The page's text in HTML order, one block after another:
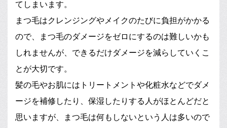
てしまいます。
まつ毛はクレンジングやメイクのたびに負担がかかる
ので、まつ毛のダメージをゼロにするのは難しいかも
しれませんが、できるだけダメージを減らしていくこ
とが大切です。
髪の毛やお肌にはトリートメントや化粧水などでダメ
ージを補修したり、保湿したりする人がほとんどだと
思いますが、まつ毛は何もしないという人は多いので